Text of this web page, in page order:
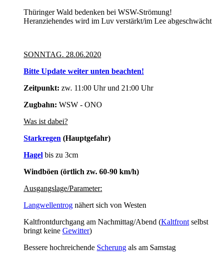
Thüringer Wald bedenken bei WSW-Strömung!
Heranziehendes wird im Luv verstärkt/im Lee abgeschwächt
SONNTAG. 28.06.2020
Bitte Update weiter unten beachten!
Zeitpunkt: zw. 11:00 Uhr und 21:00 Uhr
Zugbahn: WSW - ONO
Was ist dabei?
Starkregen (Hauptgefahr)
Hagel bis zu 3cm
Windböen (örtlich zw. 60-90 km/h)
Ausgangslage/Parameter:
Langwellentrog nähert sich von Westen
Kaltfrontdurchgang am Nachmittag/Abend (Kaltfront selbst
bringt keine Gewitter)
Bessere hochreichende Scherung als am Samstag